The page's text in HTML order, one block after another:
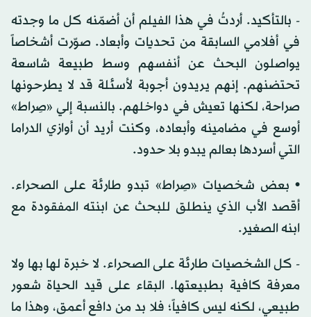
- بالتأكيد. أردتُ في هذا الفيلم أن أضمّنه كل ما وجدته
في أفلامي السابقة من تحديات وأبعاد. صوّرت أشخاصاً
يواصلون البحث عن أنفسهم وسط طبيعة شاسعة
تحتضنهم. إنهم يريدون أجوبة لأسئلة قد لا يطرحونها
صراحة، لكنها تعيش في دواخلهم. بالنسبة إلي «صِراط»
أوسع في مضامينه وأبعاده، وكنت أريد أن أوازي الدراما
التي أسردها بعالم يبدو بلا حدود.
• بعض شخصيات «صِراط» تبدو طارئة على الصحراء.
أقصد الأب الذي ينطلق للبحث عن ابنته المفقودة مع
ابنه الصغير.
- كل الشخصيات طارئة على الصحراء. لا خبرة لها بها ولا
معرفة كافية بطبيعتها. البقاء على قيد الحياة شعور
طبيعي، لكنه ليس كافياً؛ فلا بد من دافع أعمق، وهذا ما